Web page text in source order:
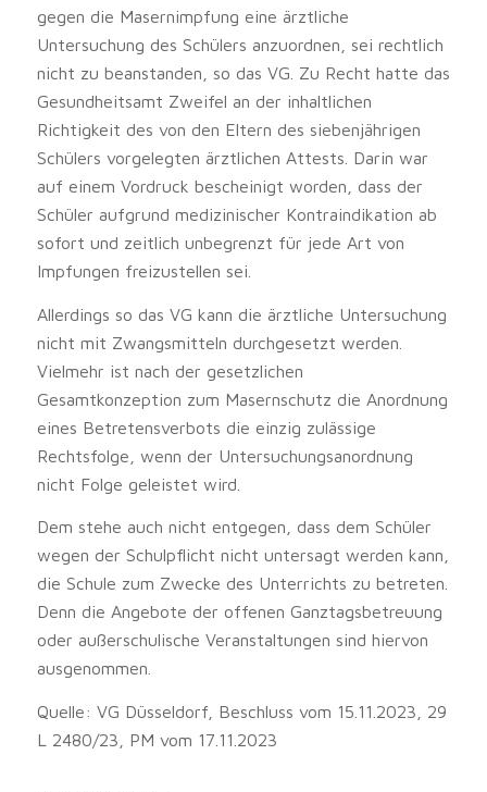
gegen die Masernimpfung eine ärztliche
Untersuchung des Schülers anzuordnen, sei rechtlich
nicht zu beanstanden, so das VG. Zu Recht hatte das
Gesundheitsamt Zweifel an der inhaltlichen
Richtigkeit des von den Eltern des siebenjährigen
Schülers vorgelegten ärztlichen Attests. Darin war
auf einem Vordruck bescheinigt worden, dass der
Schüler aufgrund medizinischer Kontraindikation ab
sofort und zeitlich unbegrenzt für jede Art von
Impfungen freizustellen sei.
Allerdings so das VG kann die ärztliche Untersuchung
nicht mit Zwangsmitteln durchgesetzt werden.
Vielmehr ist nach der gesetzlichen
Gesamtkonzeption zum Masernschutz die Anordnung
eines Betretensverbots die einzig zulässige
Rechtsfolge, wenn der Untersuchungsanordnung
nicht Folge geleistet wird.
Dem stehe auch nicht entgegen, dass dem Schüler
wegen der Schulpflicht nicht untersagt werden kann,
die Schule zum Zwecke des Unterrichts zu betreten.
Denn die Angebote der offenen Ganztagsbetreuung
oder außerschulische Veranstaltungen sind hiervon
ausgenommen.
Quelle: VG Düsseldorf, Beschluss vom 15.11.2023, 29
L 2480/23, PM vom 17.11.2023